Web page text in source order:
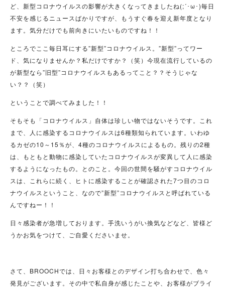
ど、新型コロナウイルスの影響が大きくなってきましたね(;´･ω･)毎日
不安を感じるニュースばかりですが、もうすぐ春を迎え新年度となり
ます。気分だけでも前向きにいたいものですね！！
ところでここ毎日耳にする”新型”コロナウイルス。”新型”ってワー
ド、気になりませんか？私だけですか？（笑）今現在流行しているの
が新型なら”旧型”コロナウイルスもあるってこと？？そうじゃな
い？？（笑）
ということで調べてみました！！
そもそも「コロナウイルス」自体は珍しい物ではないそうです。これ
まで、人に感染するコロナウイルスは6種類知られています。いわゆ
るカゼの10～15％が、4種のコロナウイルスによるもの。残りの2種
は、もともと動物に感染していたコロナウイルスが変異して人に感染
するようになったもの。とのこと。今回の世間を騒がすコロナウイル
スは、これらに続く、ヒトに感染することが確認された7つ目のコロ
ナウイルスということ、なので”新型”コロナウイルスと呼ばれている
んですねー！！
日々感染者が急増しております。手洗いうがい換気などなど、皆様ど
うかお気をつけて、ご自愛くださいませ。
さて、BROOCHでは、日々お客様とのデザイン打ち合わせで、色々
発見がございます。その中で私自身が感じたことや、お客様がブライ